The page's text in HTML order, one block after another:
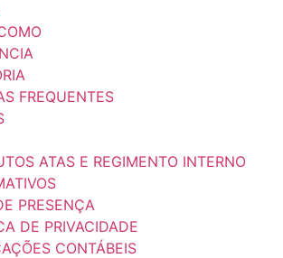
FREQUENTES
ATAS E REGIMENTO INTERNO
PRESENÇA
DE PRIVACIDADE
CONTÁBEIS